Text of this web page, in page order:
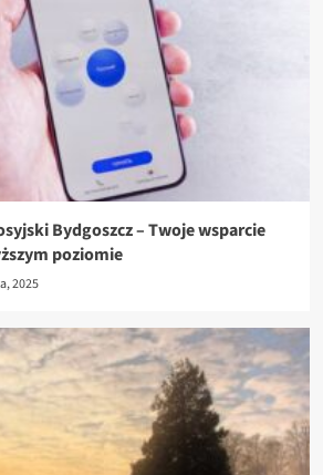
Bydgoszcz – Twoje wsparcie
poziomie
2025